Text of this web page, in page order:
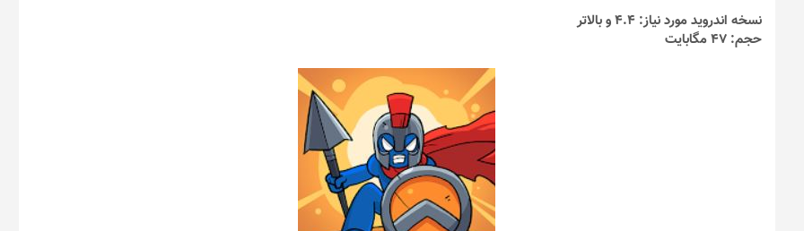
نسخه اندروید مورد نیاز: 4.4 و بالاتر
حجم: 47 مگابایت